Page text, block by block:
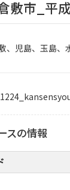
敷市_平
、児島、玉島
スの情報